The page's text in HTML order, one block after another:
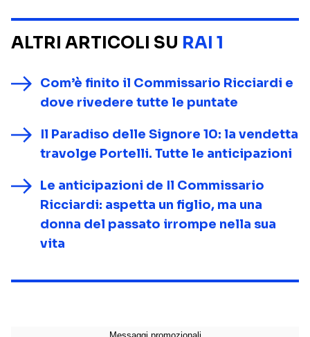
ALTRI ARTICOLI SU RAI 1
Com’è finito il Commissario Ricciardi e
dove rivedere tutte le puntate
Il Paradiso delle Signore 10: la vendetta
travolge Portelli. Tutte le anticipazioni
Le anticipazioni de Il Commissario
Ricciardi: aspetta un figlio, ma una
donna del passato irrompe nella sua
vita